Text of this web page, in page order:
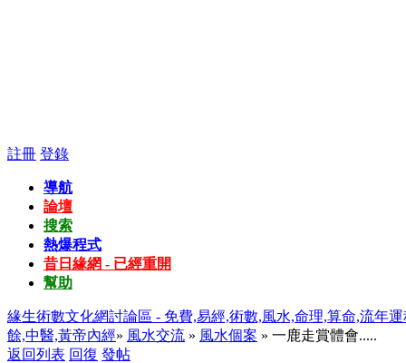
註冊 登錄
導航
論壇
搜索
熱爆程式
昔日緣網 - 已經重開
幫助
緣生術數文化網討論區 - 免費,易經,術數,風水,命理,算命,流年
餘,中醫,黃帝內經» 風水交流 » 風水個案 » 一鹿走賞體會.....
返回列表 回復 發帖